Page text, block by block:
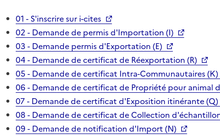
01 - S'inscrire sur i-cites
02 - Demande de permis d'Importation (I)
03 - Demande permis d'Exportation (E)
04 - Demande de certificat de Réexportation (R)
05 - Demande de certificat Intra-Communautaires (K)
06 - Demande de certificat de Propriété pour animal
07 - Demande de certificat d'Exposition itinérante (Q)
08 - Demande de certificat de Collection
09 - Demande de notification d'Import (N)